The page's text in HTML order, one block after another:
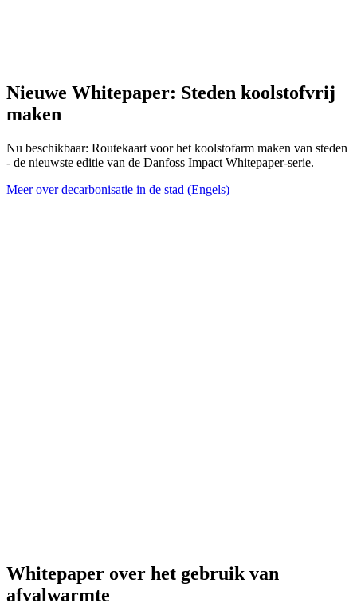
Nieuwe Whitepaper: Steden koolstofvrij
maken
Nu beschikbaar: Routekaart voor het koolstofarm maken van steden
- de nieuwste editie van de Danfoss Impact Whitepaper-serie.
Meer over decarbonisatie in de stad (Engels)
Whitepaper over het gebruik van
afvalwarmte